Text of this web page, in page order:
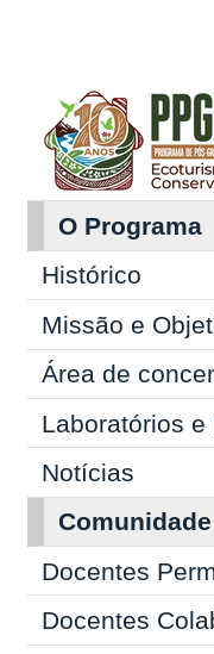
O Programa
Histórico
Missão e
Área de
Laboratórios e
Notícias
Docentes
Docentes